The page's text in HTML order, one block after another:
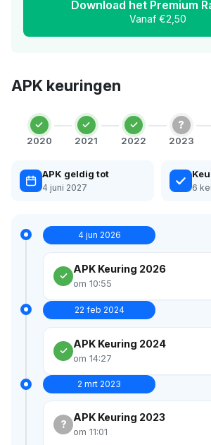
Download het Premium
Vanaf €2,50
APK keuringen
2020 2021 2022
?
2023
APK geldig tot
4 juni 2027 6
4 jun 2026
APK Keuring 2026
om 10:55
22 feb 2024
APK Keuring 2024
om 14:27
2 mrt 2023
?
APK Keuring 2023
om 11:01